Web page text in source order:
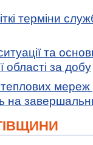
терміни
та
області за добу
мереж
на